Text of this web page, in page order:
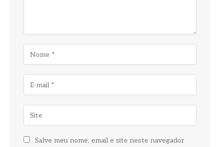
Salve meu nome, email e site neste navegador